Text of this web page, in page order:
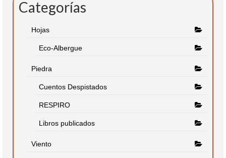
Categorías
Hojas
Eco-Albergue
Piedra
Cuentos Despistados
RESPIRO
Libros publicados
Viento